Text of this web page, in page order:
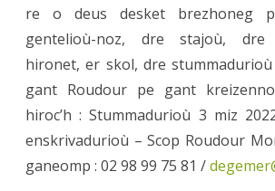
re o deus desket brezhoneg
gentelioù-noz, dre stajoù, dre
hironet, er skol, dre
gant Roudour pe gant
hiroc’h : Stummadurioù 3 miz
enskrivadurioù – Scop Roudour
ganeomp : 02 98 99 75 81 /